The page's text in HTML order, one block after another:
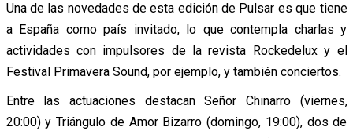
Una de las novedades de esta edición de Pulsar es que tiene
a España como país invitado, lo que contempla charlas y
actividades con impulsores de la revista Rockedelux y el
Festival Primavera Sound, por ejemplo, y también conciertos.
Entre las actuaciones destacan Señor Chinarro (viernes,
20:00) y Triángulo de Amor Bizarro (domingo, 19:00), dos de